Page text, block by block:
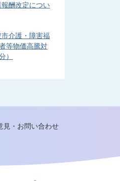
酬改定につい
介護・障害福
等物価高騰対
）
見・お問い合わせ